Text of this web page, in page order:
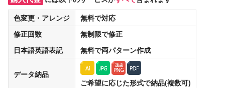
色変更・アレンジ
無料で対応
修正回数
無制限で修正
日本語英語表記
無料で両パターン作成
データ納品
ご希望に応じた形式で納品(複数可)